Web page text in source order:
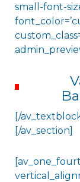
small-font-
[/
[/av_section]